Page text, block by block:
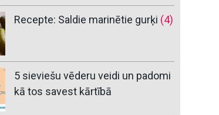
Recepte: Saldie marinētie gurķi (4)
5 sieviešu vēderu veidi un padomi
kā tos savest kārtībā